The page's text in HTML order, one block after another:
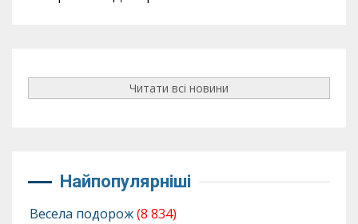
Читати всі новини
Найпопулярніші
Весела подорож(8 834)